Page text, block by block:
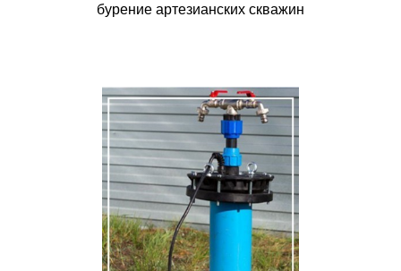
бурение артезианских скважин